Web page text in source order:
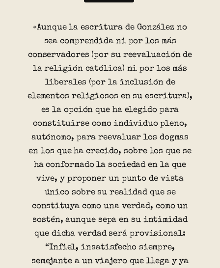
«Aunque la escritura de González no
sea comprendida ni por los más
conservadores (por su reevaluación de
la religión católica) ni por los más
liberales (por la inclusión de
elementos religiosos en su escritura),
es la opción que ha elegido para
constituirse como individuo pleno,
autónomo, para reevaluar los dogmas
en los que ha crecido, sobre los que se
ha conformado la sociedad en la que
vive, y proponer un punto de vista
único sobre su realidad que se
constituya como una verdad, como un
sostén, aunque sepa en su intimidad
que dicha verdad será provisional:
“Infiel, insatisfecho siempre,
semejante a un viajero que llega y ya